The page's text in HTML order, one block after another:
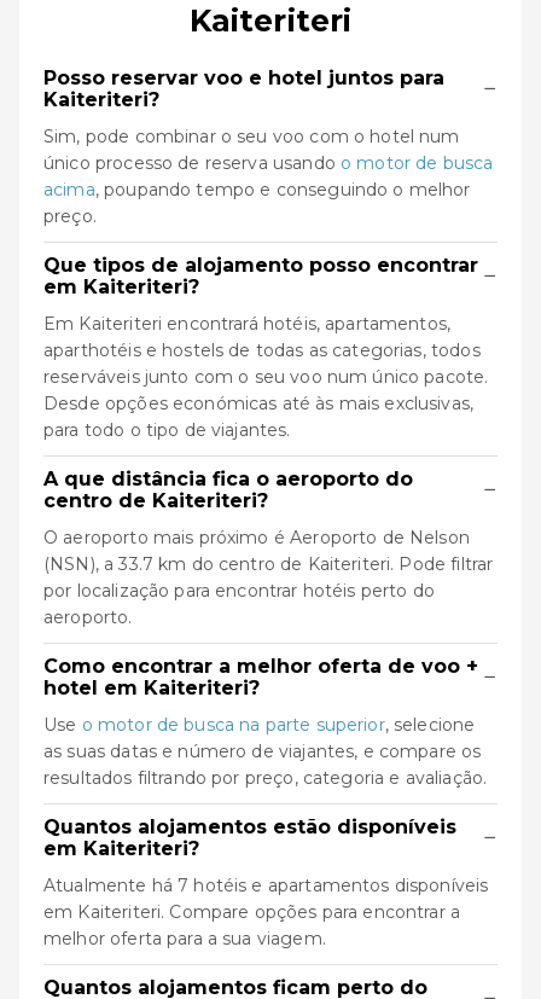
Kaiteriteri
Posso reservar voo e hotel juntos para
Kaiteriteri?
−
Sim, pode combinar o seu voo com o hotel num
único processo de reserva usando o motor de busca
acima, poupando tempo e conseguindo o melhor
preço.
Que tipos de alojamento posso encontrar
em Kaiteriteri?
−
Em Kaiteriteri encontrará hotéis, apartamentos,
aparthotéis e hostels de todas as categorias, todos
reserváveis junto com o seu voo num único pacote.
Desde opções económicas até às mais exclusivas,
para todo o tipo de viajantes.
A que distância fica o aeroporto do
centro de Kaiteriteri?
−
O aeroporto mais próximo é Aeroporto de Nelson
(NSN), a 33.7 km do centro de Kaiteriteri. Pode filtrar
por localização para encontrar hotéis perto do
aeroporto.
Como encontrar a melhor oferta de voo +
hotel em Kaiteriteri?
−
Use o motor de busca na parte superior, selecione
as suas datas e número de viajantes, e compare os
resultados filtrando por preço, categoria e avaliação.
Quantos alojamentos estão disponíveis
em Kaiteriteri?
−
Atualmente há 7 hotéis e apartamentos disponíveis
em Kaiteriteri. Compare opções para encontrar a
melhor oferta para a sua viagem.
Quantos alojamentos ficam perto do